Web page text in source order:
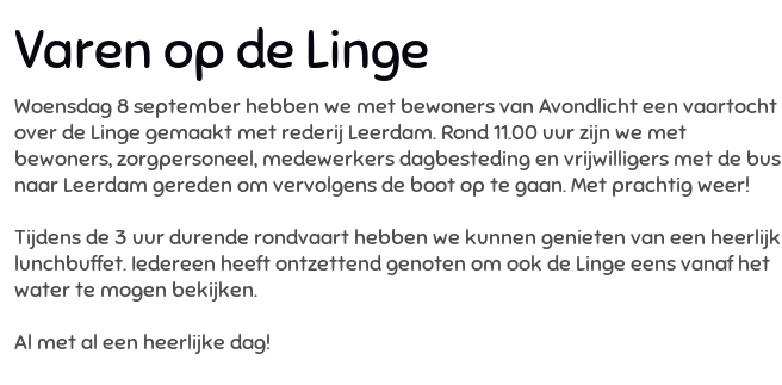
Varen op de Linge
Woensdag 8 september hebben we met bewoners van Avondlicht een vaartocht
over de Linge gemaakt met rederij Leerdam. Rond 11.00 uur zijn we met
bewoners, zorgpersoneel, medewerkers dagbesteding en vrijwilligers met de bus
naar Leerdam gereden om vervolgens de boot op te gaan. Met prachtig weer!
Tijdens de 3 uur durende rondvaart hebben we kunnen genieten van een heerlijk
lunchbuffet. Iedereen heeft ontzettend genoten om ook de Linge eens vanaf het
water te mogen bekijken.
Al met al een heerlijke dag!